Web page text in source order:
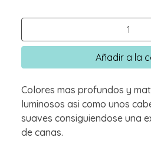
Añadir a la
Colores mas profundos y
luminosos asi como unos
suaves consiguiendose una
de canas.